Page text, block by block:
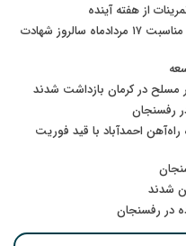
پیام رئیس کل دادگستری استان کرمان به مناسبت ۱۷ مردادماه سالروز شهادت
رفسنجان
احمدآباد با قید فوریت
در رفسنجان